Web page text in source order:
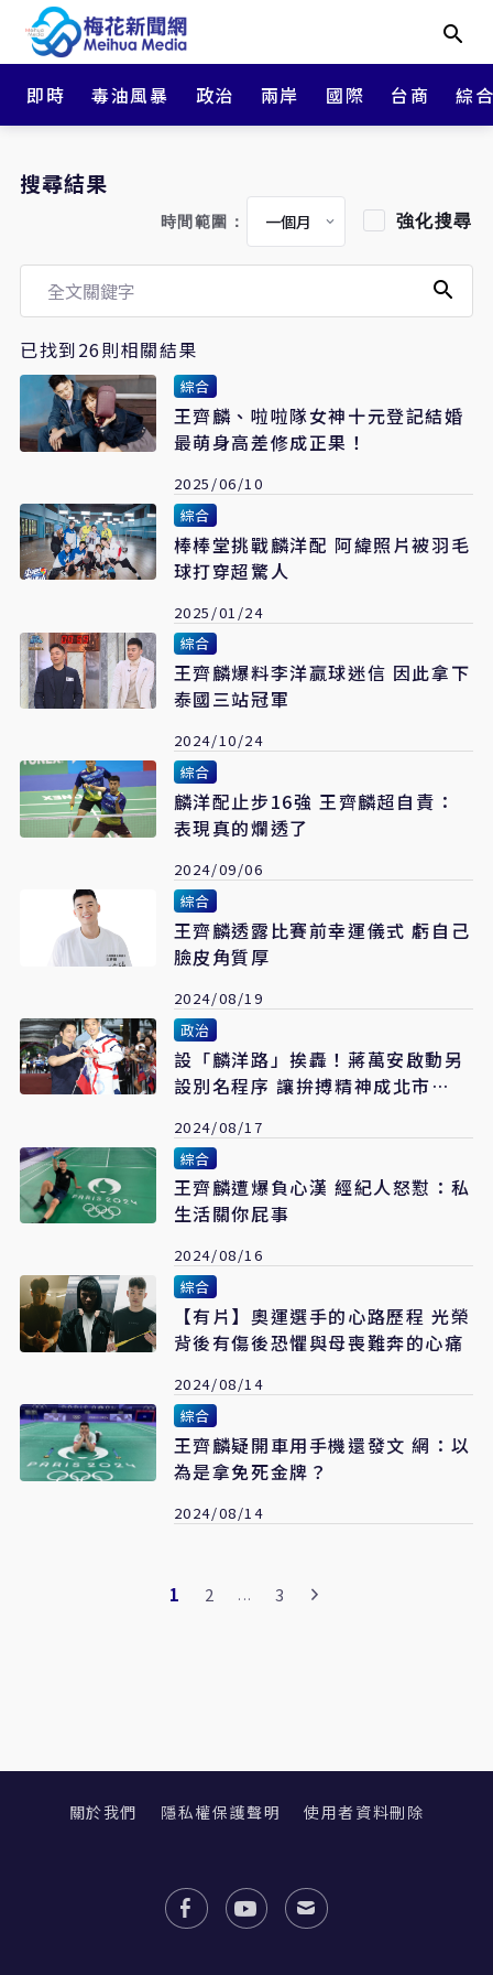
即時 毒油風暴 政治 兩岸 國際 台商 綜
搜尋結果
時間範圍： 強化搜尋
已找到26則相關結果
綜合
王齊麟、啦啦隊女神十元登記結婚
最萌身高差修成正果！
2025/06/10
綜合
棒棒堂挑戰麟洋配 阿緯照片被羽毛
球打穿超驚人
2025/01/24
綜合
王齊麟爆料李洋贏球迷信 因此拿下
泰國三站冠軍
2024/10/24
綜合
麟洋配止步16強 王齊麟超自責：
表現真的爛透了
2024/09/06
綜合
王齊麟透露比賽前幸運儀式 虧自己
臉皮角質厚
2024/08/19
政治
設「麟洋路」挨轟！蔣萬安啟動另
設別名程序 讓拚搏精神成北市
2024/08/17
綜合
王齊麟遭爆負心漢 經紀人怒懟：私
生活關你屁事
2024/08/16
綜合
【有片】奧運選手的心路歷程 光榮
背後有傷後恐懼與母喪難奔的心痛
2024/08/14
綜合
王齊麟疑開車用手機還發文 網：以
為是拿免死金牌？
2024/08/14
1 2 ... 3
關於我們 隱私權保護聲明 使用者資料刪除